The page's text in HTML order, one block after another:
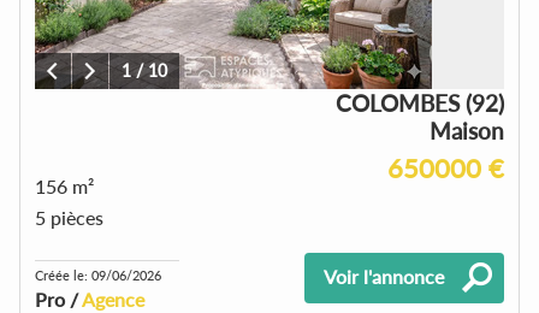
1/10
COLOMBES (92)
Maison
650000 €
156 m²
5 pièces
Créée le: 09/06/2026
Pro /Agence
Voir l'annonce